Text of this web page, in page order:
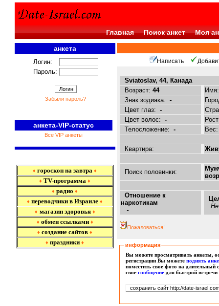
Главная Поиск анкет Моя
анкета
Логин:
Пароль:
Забыли пароль?
анкета-VIP-статус
Все VIP анкеты
♦ гороскоп на завтра ♦
♦ TV-программа ♦
♦ радио ♦
♦ переводчики в Израиле ♦
♦ магазин здоровья ♦
♦ обмен ссылками ♦
♦ создание сайтов ♦
♦ праздники ♦
Написать
Sviatoslav, 44, Канада
Возраст: 44
Знак зодиака: -
Цвет глаз: -
Цвет волос: -
Телосложение: -
Квартира:
Поиск половинки:
Отношение к
наркотикам
-
Пожаловаться!
информация
Вы можете просматривать анкеты,
регистрации Вы можетеподнять
поместить свое фото на длительный
своесообщение для быстрой